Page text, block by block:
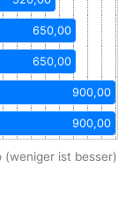
650,00
650,00
900,00
900,00
(weniger ist besser)